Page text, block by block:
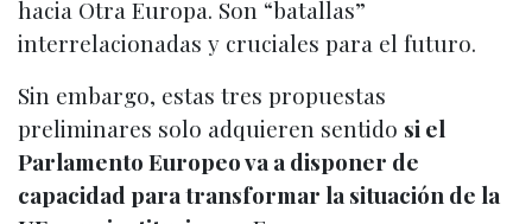
hacia Otra Europa. Son “batallas”
interrelacionadas y cruciales para el futuro.
Sin embargo, estas tres propuestas
preliminares solo adquieren sentido si el
Parlamento Europeo va a disponer de
capacidad para transformar la situación de la